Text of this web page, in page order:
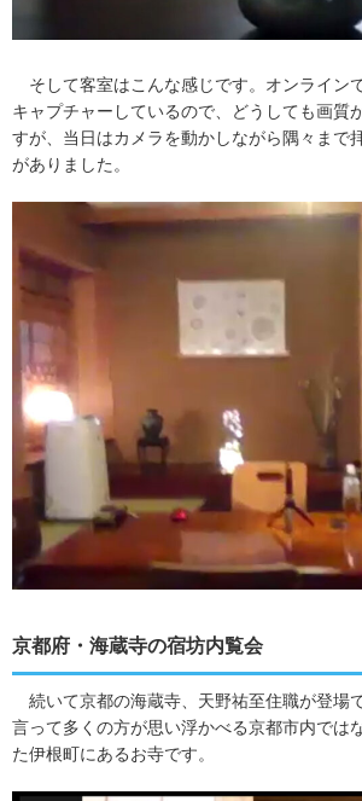
そして客室はこんな感じです。オンライン
キャプチャーしているので、どうしても画質
すが、当日はカメラを動かしながら隅々まで
がありました。
京都府・海蔵寺の宿坊内覧会
続いて京都の海蔵寺、天野祐至住職が登場
言って多くの方が思い浮かべる京都市内では
た伊根町にあるお寺です。